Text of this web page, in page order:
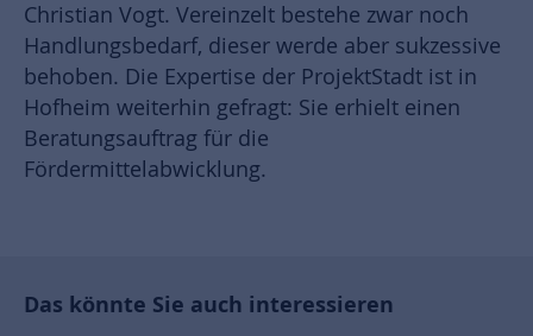
Christian Vogt. Vereinzelt bestehe zwar noch
Handlungsbedarf, dieser werde aber sukzessive
behoben. Die Expertise der ProjektStadt ist in
Hofheim weiterhin gefragt: Sie erhielt einen
Beratungsauftrag für die
Fördermittelabwicklung.
Das könnte Sie auch interessieren